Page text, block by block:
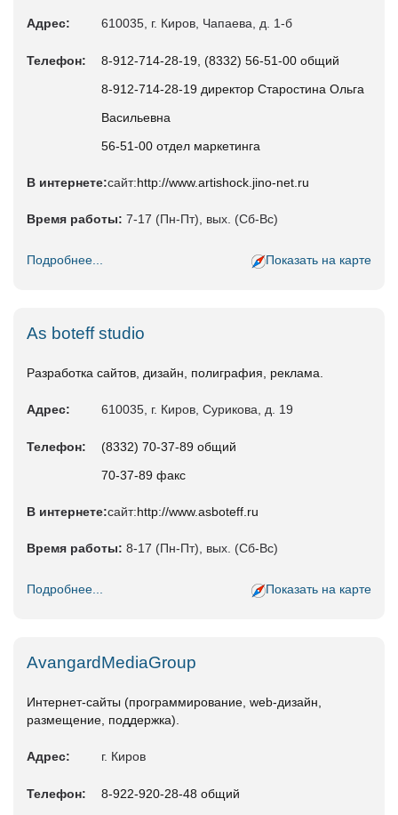
Адрес: 610035, г. Киров, Чапаева, д. 1-б
Телефон:
8-912-714-28-19, (8332) 56-51-00 общий
8-912-714-28-19 директор Старостина Ольга
Васильевна
56-51-00 отдел маркетинга
В интернете:сайт:http://www.artishock.jino-net.ru
Время работы: 7-17 (Пн-Пт), вых. (Сб-Вс)
Подробнее... Показать на карте
As boteff studio
Разработка сайтов, дизайн, полиграфия, реклама.
Адрес: 610035, г. Киров, Сурикова, д. 19
Телефон:
(8332) 70-37-89 общий
70-37-89 факс
В интернете:сайт:http://www.asboteff.ru
Время работы: 8-17 (Пн-Пт), вых. (Сб-Вс)
Подробнее... Показать на карте
AvangardMediaGroup
Интернет-сайты (программирование, web-дизайн,
размещение, поддержка).
Адрес: г. Киров
Телефон: 8-922-920-28-48 общий